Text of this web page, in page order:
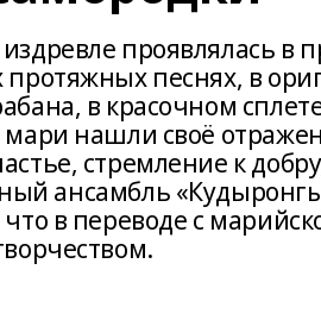
проявлялась в
песнях, в
в красочном
нашли своё
стремление к
ансамбль
в переводе с